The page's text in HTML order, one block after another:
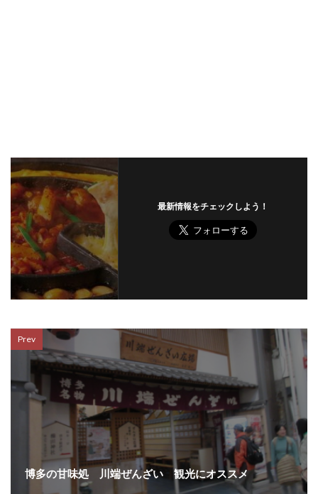
最新情報をチェックしよう！
Prev
博多の甘味処 川端ぜんざい 観光にオススメ